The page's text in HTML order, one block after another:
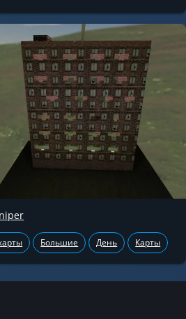
Большие День Карты